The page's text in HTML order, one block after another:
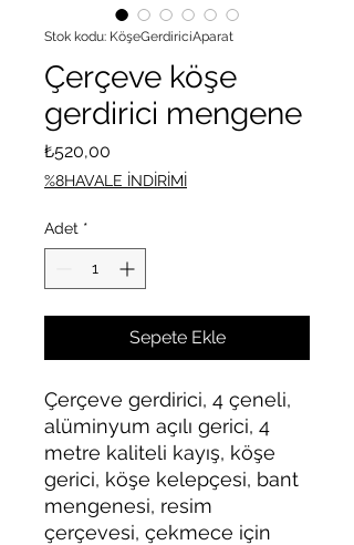
Stok kodu: KöşeGerdiriciAparat
Çerçeve köşe
gerdirici mengene
₺520,00
%8HAVALE İNDİRİMİ
Adet *
Sepete Ekle
Çerçeve gerdirici, 4 çeneli,
alüminyum açılı gerici, 4
metre kaliteli kayış, köşe
gerici, köşe kelepçesi, bant
mengenesi, resim
çerçevesi, çekmece için